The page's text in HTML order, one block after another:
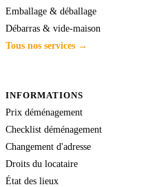
Emballage & déballage
Débarras & vide-maison
Tous nos services →
INFORMATIONS
Prix déménagement
Checklist déménagement
Changement d'adresse
Droits du locataire
État des lieux